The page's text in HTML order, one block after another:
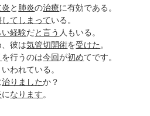
と 肺炎の治療に有効である。
て しまっている。
い経験だと言う 人もいる。
、彼は気管切開術を受けた 。
を行うのは今回が初めてです。
いわれている。
治りましたか？
になります。